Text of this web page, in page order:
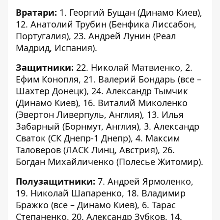
Вратари: 1. Георгий Бущан (Динамо Киев),
12. Анатолий Трубин (Бенфика Лиссабон,
Португалия), 23. Андрей Лунин (Реал
Мадрид, Испания).
Защитники: 22. Николай Матвиенко, 2.
Ефим Конопля, 21. Валерий Бондарь (все –
Шахтер Донецк), 24. Александр Тымчик
(Динамо Киев), 16. Виталий Миколенко
(Эвертон Ливерпуль, Англия), 13. Илья
Забарный (Борнмут, Англия), 3. Александр
Сваток (СК Днепр-1 Днепр), 4. Максим
Таловеров (ЛАСК Линц, Австрия), 26.
Богдан Михайличенко (Полесье Житомир).
Полузащитники: 7. Андрей Ярмоленко,
19. Николай Шапаренко, 18. Владимир
Бражко (все – Динамо Киев), 6. Тарас
Степаненко, 20. Александр Зубков, 14.